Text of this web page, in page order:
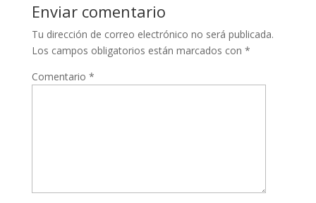
Enviar comentario
Tu dirección de correo electrónico no será publicada.
Los campos obligatorios están marcados con *
Comentario *